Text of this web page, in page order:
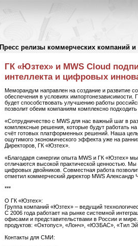
Пресс релизы коммерческих компаний
Пресс-релизы//
ГК «Юзтех» и MWS Cloud
интеллекта и цифровых
Меморандум направлен на создание и развитие
обеспечения в условиях
будет способствовать улучшению работы
позволит обеим компаниям комплексно
«Сотрудничество с MWS для нас важный шаг в
комплексные решения, которые будут работать
счёт готовых платформенных решений. Наша
ощутимого экономического эффекта уже на
Директоров, ГК «Юзтех».
«Благодаря синергии опыта MWS и ГК «Юзтех»
отличаются высокой практической ценностью.
цифровых двойников. Совместная работа
отметил коммерческий директор MWS Александр
***
О ГК «Юзтех»:
Группа компаний «Юзтех» – ведущий
С 2006 года работает на рынке системной
офисами и представительствами в России и
продуктов: «Октопус», «Лонч», «ЮЗБАС», «Тил
Контакты для СМИ: